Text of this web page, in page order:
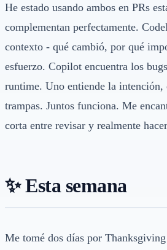
He estado usando ambos en PRs
complementan perfectamente.
contexto - qué cambió, por qué
esfuerzo. Copilot encuentra los
runtime. Uno entiende la intención,
trampas. Juntos funciona. Me
corta entre revisar y realmente
✨ Esta semana
Me tomé dos días por